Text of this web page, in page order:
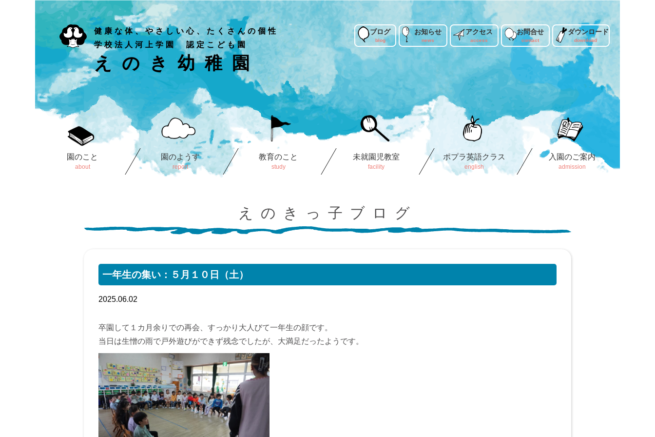
健康な体、やさしい心、たくさんの個性
学校法人河上学園 認定こども園
えのき幼稚園
ブログ お知らせ アクセス お問合せ ダウンロード
園のこと 園のようす 教育のこと 未就園児教室 ポプラ英語クラス 入園のご案内
えのきっ子ブログ
一年生の集い：５月１０日（土）
2025.06.02
卒園して１カ月余りでの再会、すっかり大人びて一年生の顔です。
当日は生憎の雨で戸外遊びができず残念でしたが、大満足だったようです。